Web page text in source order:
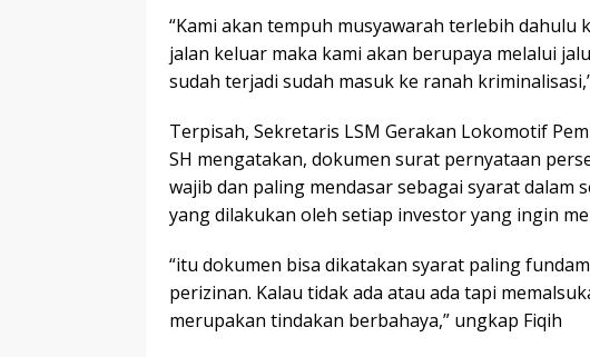
“Kami akan tempuh musyawarah terlebih dahulu
jalan keluar maka kami akan berupaya melalui
sudah terjadi sudah masuk ke ranah
Terpisah, Sekretaris LSM Gerakan Lokomotif
SH mengatakan, dokumen surat pernyataan
wajib dan paling mendasar sebagai syarat
yang dilakukan oleh setiap investor yang ingin
“itu dokumen bisa dikatakan syarat paling
perizinan. Kalau tidak ada atau ada tapi
merupakan tindakan berbahaya,” ungkap Fiqih